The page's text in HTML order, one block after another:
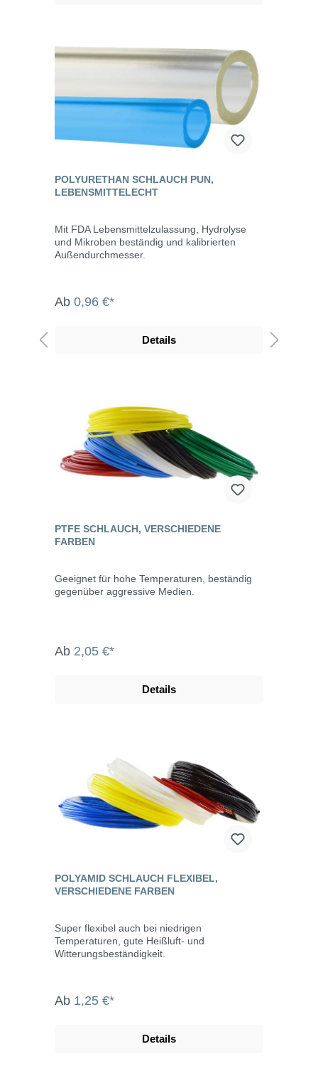
POLYURETHAN SCHLAUCH PUN,
LEBENSMITTELECHT
Mit FDA Lebensmittelzulassung, Hydrolyse
und Mikroben beständig und kalibrierten
Außendurchmesser.
Ab 0,96 €*
Details
PTFE SCHLAUCH, VERSCHIEDENE
FARBEN
Geeignet für hohe Temperaturen, beständig
gegenüber aggressive Medien.
Ab 2,05 €*
Details
POLYAMID SCHLAUCH FLEXIBEL,
VERSCHIEDENE FARBEN
Super flexibel auch bei niedrigen
Temperaturen, gute Heißluft- und
Witterungsbeständigkeit.
Ab 1,25 €*
Details